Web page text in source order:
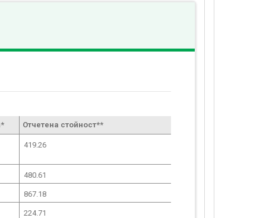
Отчетена стойност**
419.26
480.61
867.18
224.71